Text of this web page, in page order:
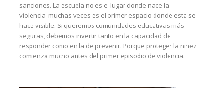
sanciones. La escuela no es el lugar donde nace la
violencia; muchas veces es el primer espacio donde esta se
hace visible. Si queremos comunidades educativas más
seguras, debemos invertir tanto en la capacidad de
responder como en la de prevenir. Porque proteger la niñez
comienza mucho antes del primer episodio de violencia.